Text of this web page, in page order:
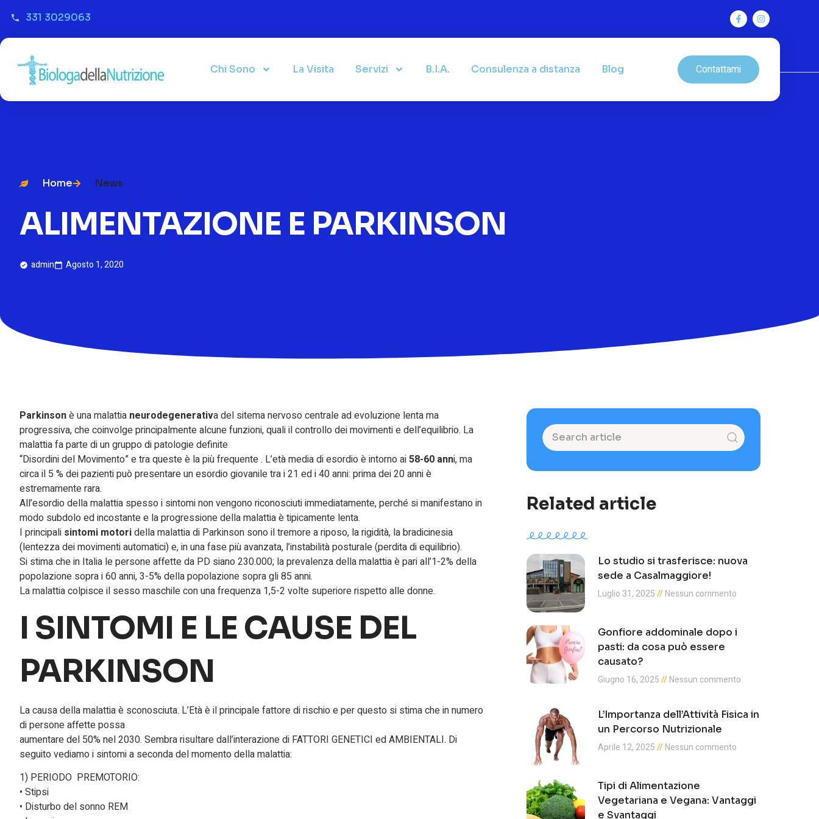
331 3029063
Chi Sono La Visita Servizi B.I.A. Consulenza a distanza Blog Contattami
Home News
ALIMENTAZIONE E PARKINSON
admin Agosto 1, 2020
Parkinsonè una malattia neurodegenerativa del sitema nervoso centrale ad evoluzione lenta ma
progressiva, che coinvolge principalmente alcune funzioni, quali il controllo dei movimenti e dell’equilibrio. La
malattia fa parte di un gruppo di patologie definite
“Disordini del Movimento” e tra queste è la più frequente . L’età media di esordio è intorno ai58-60 anni, ma
circa il 5 % dei pazienti può presentare un esordio giovanile tra i 21 ed i 40 anni: prima dei 20 anni è
estremamente rara.
All’esordio della malattia spesso i sintomi non vengono riconosciuti immediatamente, perché si manifestano in
modo subdolo ed incostante e la progressione della malattia è tipicamente lenta.
I principali sintomi motoridella malattia di Parkinson sono il tremore a riposo, la rigidità, la bradicinesia
(lentezza dei movimenti automatici) e, in una fase più avanzata, l’instabilità posturale (perdita di equilibrio).
Si stima che in Italia le persone affette da PD siano 230.000; la prevalenza della malattia è pari all’1-2% della
popolazione sopra i 60 anni, 3-5% della popolazione sopra gli 85 anni.
La malattia colpisce il sesso maschile con una frequenza 1,5-2 volte superiore rispetto alle donne.
I SINTOMI E LE CAUSE DEL
PARKINSON
La causa della malattia è sconosciuta. L’Età è il principale fattore di rischio e per questo si stima che in numero
di persone affette possa
aumentare del 50% nel 2030. Sembra risultare dall’interazione di FATTORI GENETICI ed AMBIENTALI. Di
seguito vediamo i sintomi a seconda del momento della malattia:
1) PERIODO PREMOTORIO:
• Stipsi
• Disturbo del sonno REM
Related article
Lo studio si trasferisce: nuova
sede a Casalmaggiore!
Luglio 31, 2025
Nessun commento
Gonfiore addominale dopo i
pasti: da cosa può essere
causato?
Giugno 16, 2025
Nessun commento
L’Importanza dell’Attività Fisica in
un Percorso Nutrizionale
Aprile 12, 2025
Nessun commento
Tipi di Alimentazione
Vegetariana e Vegana: Vantaggi
e Svantaggi